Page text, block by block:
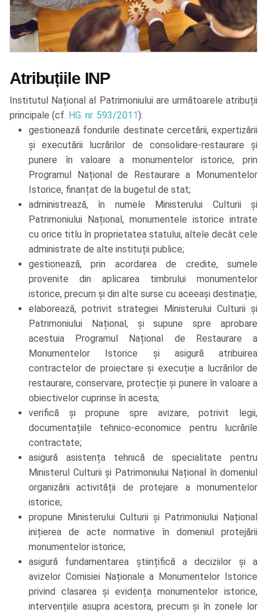
Atribuțiile INP
Institutul Național al Patrimoniului are următoarele atribuții
principale (cf. HG. nr. 593/2011):
gestionează fondurile destinate cercetării, expertizării
și executării lucrărilor de consolidare-restaurare și
punere în valoare a monumentelor istorice, prin
Programul Național de Restaurare a Monumentelor
Istorice, finanțat de la bugetul de stat;
administrează, în numele Ministerului Culturii și
Patrimoniului Național, monumentele istorice intrate
cu orice titlu în proprietatea statului, altele decât cele
administrate de alte instituții publice;
gestionează, prin acordarea de credite, sumele
provenite din aplicarea timbrului monumentelor
istorice, precum și din alte surse cu aceeași destinație;
elaborează, potrivit strategiei Ministerului Culturii și
Patrimoniului Național, și supune spre aprobare
acestuia Programul Național de Restaurare a
Monumentelor Istorice și asigură atribuirea
contractelor de proiectare și execuție a lucrărilor de
restaurare, conservare, protecție și punere în valoare a
obiectivelor cuprinse în acesta;
verifică și propune spre avizare, potrivit legii,
documentațiile tehnico-economice pentru lucrările
contractate;
asigură asistența tehnică de specialitate pentru
Ministerul Culturii și Patrimoniului Național în domeniul
organizării activității de protejare a monumentelor
istorice;
propune Ministerului Culturii și Patrimoniului Național
inițierea de acte normative în domeniul protejării
monumentelor istorice;
asigură fundamentarea științifică a deciziilor și a
avizelor Comisiei Naționale a Monumentelor Istorice
privind clasarea și evidența monumentelor istorice,
intervențiile asupra acestora, precum și în zonele lor